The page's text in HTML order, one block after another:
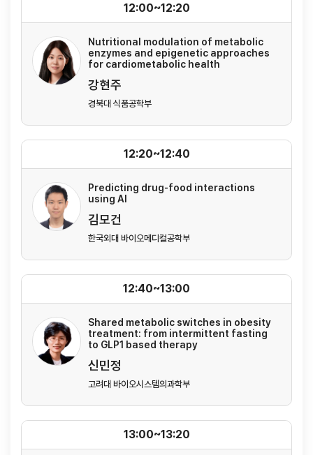
Nutritional modulation of metabolic
enzymes and epigenetic approaches
for cardiometabolic health
강현주
경북대 식품공학부
12:00~12:20
Predicting drug-food interactions
using AI
김모건
한국외대 바이오메디컬공학부
12:20~12:40
Shared metabolic switches in obesity
treatment: from intermittent fasting
to GLP1 based therapy
신민정
고려대 바이오시스템의과학부
12:40~13:00
13:00~13:20